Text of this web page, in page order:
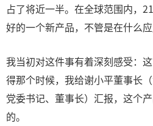
占了将近一半。在全球范围内，
好的一个新产品，不管是在什么应
我当初对这件事有着深刻感受：
得那个时候，我给谢小平董事长
党委书记、董事长）汇报，这个
的。